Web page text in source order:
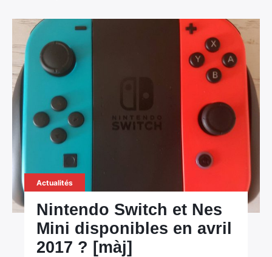
Actualités
Nintendo Switch et Nes
Mini disponibles en avril
2017 ? [màj]